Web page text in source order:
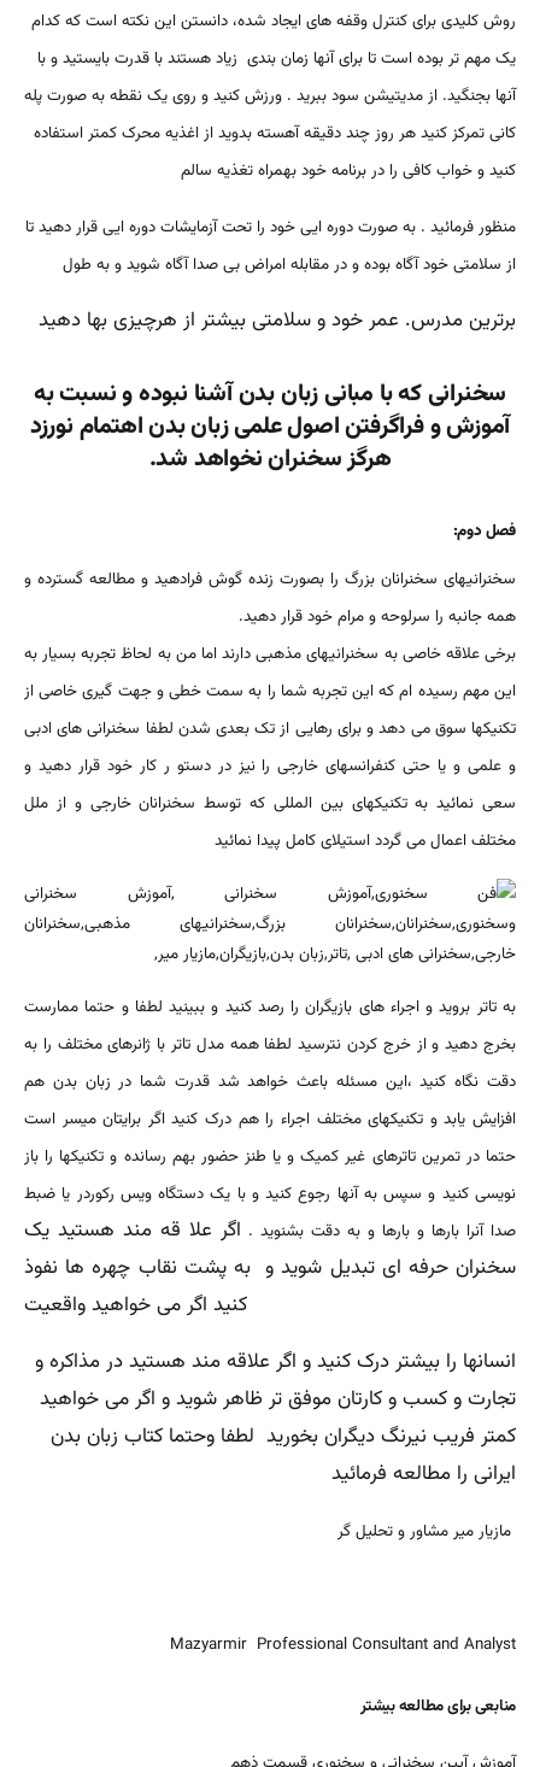
روش کلیدی برای کنترل وقفه های ایجاد شده، دانستن این نکته است که کدام
یک مهم تر بوده است تا برای آنها زمان بندی زیاد هستند با قدرت بایستید و با
آنها بجنگید. از مدیتیشن سود ببرید . ورزش کنید و روی یک نقطه به صورت پله
کانی تمرکز کنید هر روز چند دقیقه آهسته بدوید از اغذیه محرک کمتر استفاده
کنید و خواب کافی را در برنامه خود بهمراه تغذیه سالم
منظور فرمائید . به صورت دوره ایی خود را تحت آزمایشات دوره ایی قرار دهید تا
از سلامتی خود آگاه بوده و در مقابله امراض بی صدا آگاه شوید و به طول
برترین مدرس. عمر خود و سلامتی بیشتر از هرچیزی بها دهید
سخنرانی که با مبانی زبان بدن آشنا نبوده و نسبت به
آموزش و فراگرفتن اصول علمی زبان بدن اهتمام نورزد
هرگز سخنران نخواهد شد.
فصل دوم:
سخنرانیهای سخنرانان بزرگ را بصورت زنده گوش فرادهید و مطالعه گسترده و
همه جانبه را سرلوحه و مرام خود قرار دهید.
برخی علاقه خاصی به سخنرانیهای مذهبی دارند اما من به لحاظ تجربه بسیار به
این مهم رسیده ام که این تجربه شما را به سمت خطی و جهت گیری خاصی از
تکنیکها سوق می دهد و برای رهایی از تک بعدی شدن لطفا سخنرانی های ادبی
و علمی و یا حتی کنفرانسهای خارجی را نیز در دستو ر کار خود قرار دهید و
سعی نمائید به تکنیکهای بین المللی که توسط سخنرانان خارجی و از ملل
مختلف اعمال می گردد استیلای کامل پیدا نمائید
به تاتر بروید و اجراء های بازیگران را رصد کنید و ببینید لطفا و حتما ممارست
بخرج دهید و از خرج کردن نترسید لطفا همه مدل تاتر با ژانرهای مختلف را به
دقت نگاه کنید ،این مسئله باعث خواهد شد قدرت شما در زبان بدن هم
افزایش یابد و تکنیکهای مختلف اجراء را هم درک کنید اگر برایتان میسر است
حتما در تمرین تاترهای غیر کمیک و یا طنز حضور بهم رسانده و تکنیکها را باز
نویسی کنید و سپس به آنها رجوع کنید و با یک دستگاه ویس رکوردر یا ضبط
صدا آنرا بارها و بارها و به دقت بشنوید . اگر علا قه مند هستید یک
سخنران حرفه ای تبدیل شوید و به پشت نقاب چهره ها نفوذ
کنید اگر می خواهید واقعیت
انسانها را بیشتر درک کنید و اگر علاقه مند هستید در مذاکره و
تجارت و کسب و کارتان موفق تر ظاهر شوید و اگر می خواهید
کمتر فریب نیرنگ دیگران بخورید لطفا وحتما کتاب زبان بدن
ایرانی را مطالعه فرمائید
مازیار میر مشاور و تحلیل گر
Mazyarmir Professional Consultant and Analyst
منابعی برای مطالعه بیشتر